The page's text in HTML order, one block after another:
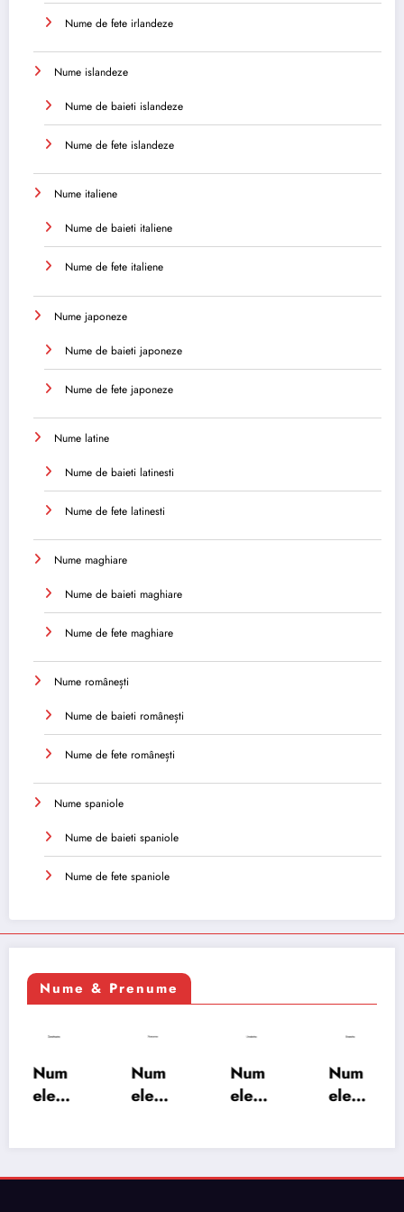
Nume de fete irlandeze
Nume islandeze
Nume de baieti islandeze
Nume de fete islandeze
Nume italiene
Nume de baieti italiene
Nume de fete italiene
Nume japoneze
Nume de baieti japoneze
Nume de fete japoneze
Nume latine
Nume de baieti latinesti
Nume de fete latinesti
Nume maghiare
Nume de baieti maghiare
Nume de fete maghiare
Nume românești
Nume de baieti românești
Nume de fete românești
Nume spaniole
Nume de baieti spaniole
Nume de fete spaniole
Nume & Prenume
Num
ele
semn
Num
ele
semn
Num
ele
semn
Num
ele
ificați